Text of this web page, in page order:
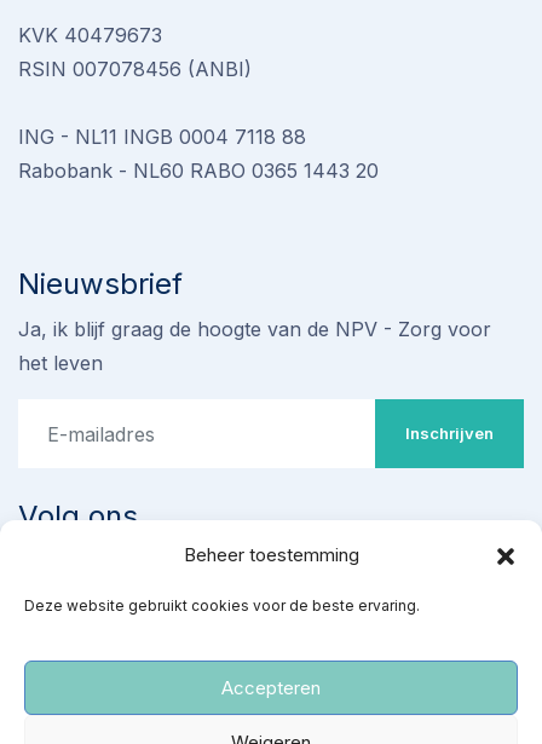
Beheer toestemming
Deze website gebruikt cookies voor de beste ervaring.
Accepteren
KVK 40479673
RSIN 007078456 (ANBI)
ING - NL11 INGB 0004 7118 88
Rabobank - NL60 RABO 0365 1443 20
Nieuwsbrief
Ja, ik blijf graag de hoogte van de NPV - Zorg voor
het leven
Inschrijven
Volg ons